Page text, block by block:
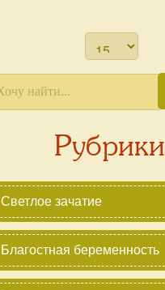
Рубрики
Светлое зачатие
Благостная беременность